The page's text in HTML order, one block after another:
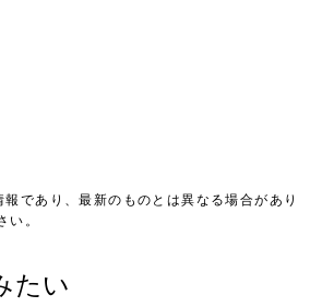
であり、最新のものとは異なる場合があり
い。
たい